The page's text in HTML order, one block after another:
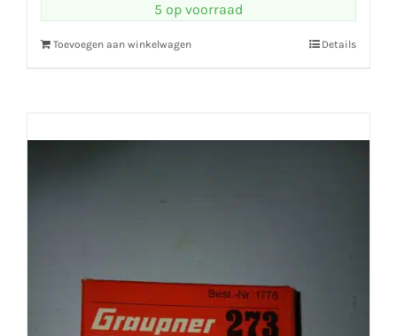
5 op voorraad
Toevoegen aan winkelwagen Details